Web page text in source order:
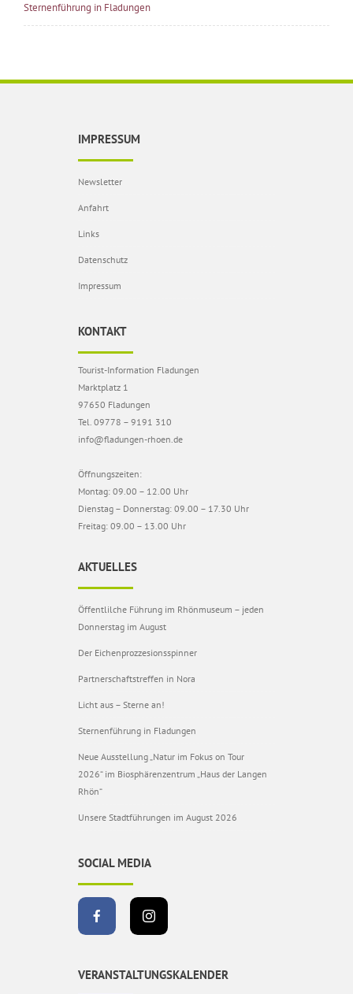
Sternenführung in Fladungen
IMPRESSUM
Newsletter
Anfahrt
Links
Datenschutz
Impressum
KONTAKT
Tourist-Information Fladungen
Marktplatz 1
97650 Fladungen
Tel. 09778 – 9191 310
info@fladungen-rhoen.de
Öffnungszeiten:
Montag: 09.00 – 12.00 Uhr
Dienstag – Donnerstag: 09.00 – 17.30 Uhr
Freitag: 09.00 – 13.00 Uhr
AKTUELLES
Öffentlilche Führung im Rhönmuseum – jeden
Donnerstag im August
Der Eichenprozzesionsspinner
Partnerschaftstreffen in Nora
Licht aus – Sterne an!
Sternenführung in Fladungen
Neue Ausstellung „Natur im Fokus on Tour
2026“ im Biosphärenzentrum „Haus der Langen
Rhön“
Unsere Stadtführungen im August 2026
SOCIAL MEDIA
VERANSTALTUNGSKALENDER